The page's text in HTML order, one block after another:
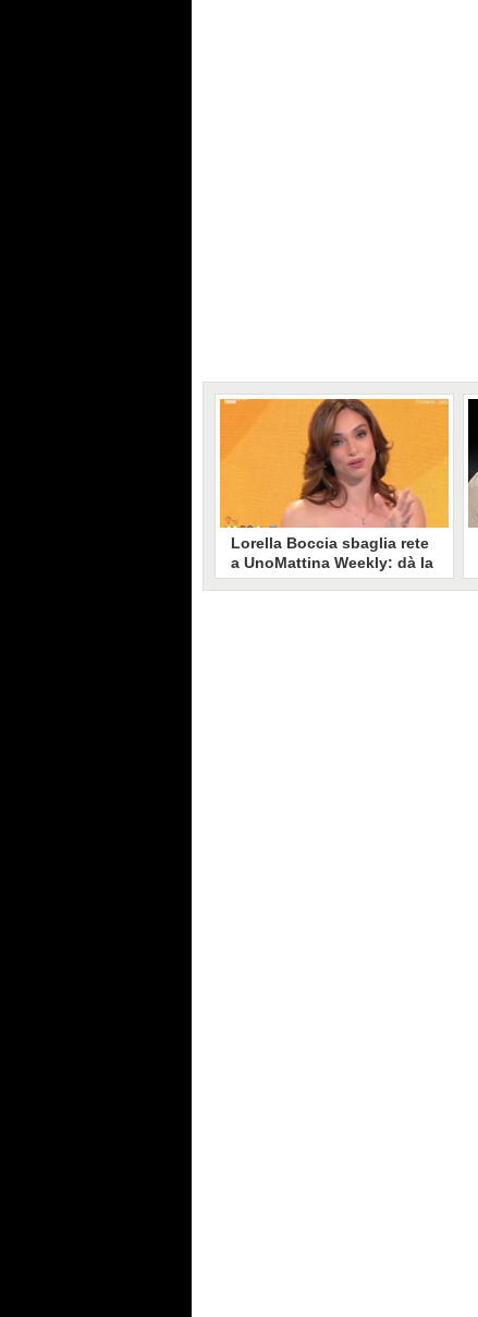
Lorella Boccia sbaglia rete
a UnoMattina Weekly: dà la
linea al Tg5 invece che al